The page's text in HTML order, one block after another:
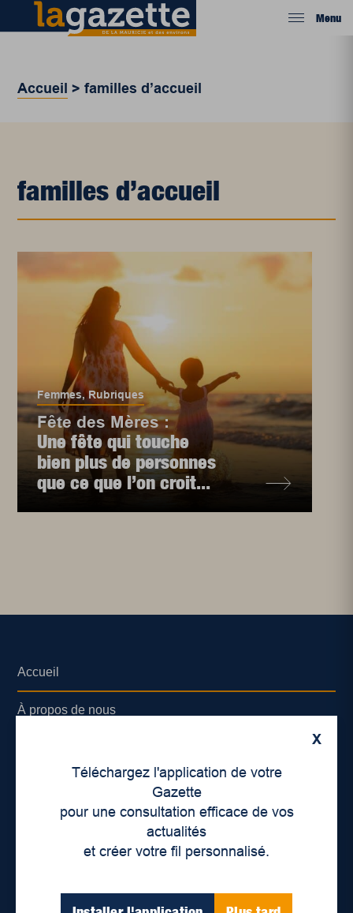
Menu
Accueil >familles d’accueil
familles d’accueil
Femmes,Rubriques
Fête des Mères :
Une fête qui touche
bien plus de personnes
que ce que l’on croit...
X
Téléchargez l'application de votre
Gazette
pour une consultation efficace de vos
actualités
et créer votre fil personnalisé.
Accueil
À propos de nous
Lieux de distribution